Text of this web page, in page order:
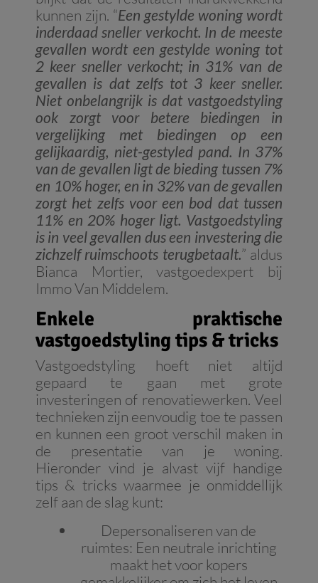
kunnen zijn. “Een gestylde woning wordt
inderdaad sneller verkocht. In de meeste
gevallen wordt een gestylde woning tot
2 keer sneller verkocht; in 31% van de
gevallen is dat zelfs tot 3 keer sneller.
Niet onbelangrijk is dat vastgoedstyling
ook zorgt voor betere biedingen in
vergelijking met biedingen op een
gelijkaardig, niet-gestyled pand. In 37%
van de gevallen ligt de bieding tussen 7%
en 10% hoger, en in 32% van de gevallen
zorgt het zelfs voor een bod dat tussen
11% en 20% hoger ligt. Vastgoedstyling
is in veel gevallen dus een investering die
zichzelf ruimschoots terugbetaalt.” aldus
Bianca Mortier, vastgoedexpert bij
Immo Van Middelem.
Enkele praktische
vastgoedstyling tips & tricks
Vastgoedstyling hoeft niet altijd
gepaard te gaan met grote
investeringen of renovatiewerken. Veel
technieken zijn eenvoudig toe te passen
en kunnen een groot verschil maken in
de presentatie van je woning.
Hieronder vind je alvast vijf handige
tips & tricks waarmee je onmiddellijk
zelf aan de slag kunt:
Depersonaliseren van de
ruimtes: Een neutrale inrichting
maakt het voor kopers